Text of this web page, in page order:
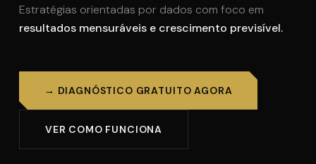
Estratégias orientadas por dados com foco em
resultados mensuráveis e crescimento previsível.
→ DIAGNÓSTICO GRATUITO AGORA
VER COMO FUNCIONA